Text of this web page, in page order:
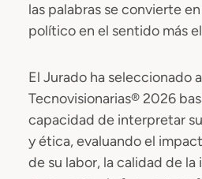
las palabras se convierte
político en el sentido más
El Jurado ha seleccionado
Tecnovisionarias® 2026
capacidad de interpretar
y ética, evaluando el
de su labor, la calidad de la